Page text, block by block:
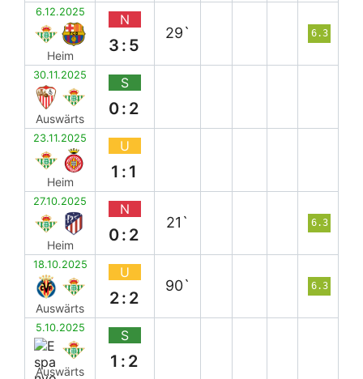
6.12.2025
Heim
N
3:5
29` 6.3
30.11.2025
Auswärts
S
0:2
23.11.2025
Heim
U
1:1
27.10.2025
Heim
N
0:2
21` 6.3
18.10.2025
Auswärts
U
2:2
90` 6.3
5.10.2025
Auswärts
S
1:2